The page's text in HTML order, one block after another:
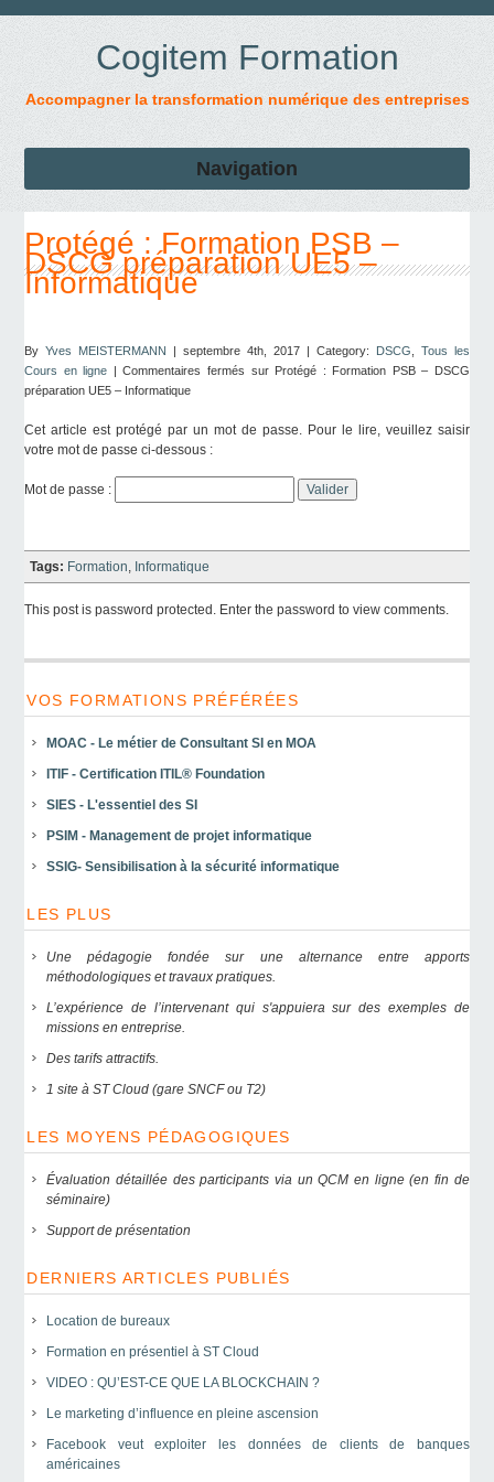
Cogitem Formation
Accompagner la transformation numérique des entreprises
Navigation
Protégé : Formation PSB –
DSCG préparation UE5 –
Informatique
ByYves MEISTERMANN | septembre 4th, 2017 | Category: DSCG
Tous les
Cours en ligne |Commentaires fermés sur Protégé : Formation PSB – DSCG
préparation UE5 – Informatique
Cet article est protégé par un mot de passe. Pour le lire, veuillez saisir
votre mot de passe ci-dessous :
Mot de passe :
Tags: Formation, Informatique
This post is password protected. Enter the password to view comments.
VOS FORMATIONS PRÉFÉRÉES
MOAC - Le métier de Consultant SI en MOA
ITIF - Certification ITIL® Foundation
SIES - L'essentiel des SI
PSIM - Management de projet informatique
SSIG- Sensibilisation à la sécurité informatique
LES PLUS
Une pédagogie fondée sur une alternance entre apports
méthodologiques et travaux pratiques.
L’expérience de l’intervenant qui s'appuiera sur des exemples de
missions en entreprise.
Des tarifs attractifs.
1 site à ST Cloud (gare SNCF ou T2)
LES MOYENS PÉDAGOGIQUES
Évaluation détaillée des participants via un QCM en ligne (en fin de
séminaire)
Support de présentation
DERNIERS ARTICLES PUBLIÉS
Location de bureaux
Formation en présentiel à ST Cloud
VIDEO : QU’EST-CE QUE LA BLOCKCHAIN ?
Le marketing d’influence en pleine ascension
Facebook veut exploiter les données de clients de banques
américaines